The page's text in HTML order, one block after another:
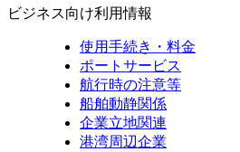
ビジネス向け利用情報
使用手続き・料金
ポートサービス
航行時の注意等
船舶動静関係
企業立地関連
港湾周辺企業